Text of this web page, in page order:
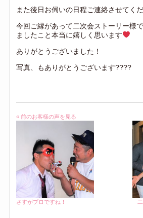
また後日お伺いの日程ご連絡させてく
今回ご縁があって二次会ストーリー様
ましたこと本当に嬉しく思います
ありがとうございました！
写真、もありがとうございます????
« 前のお客様の声を見る
さすがプロですね！